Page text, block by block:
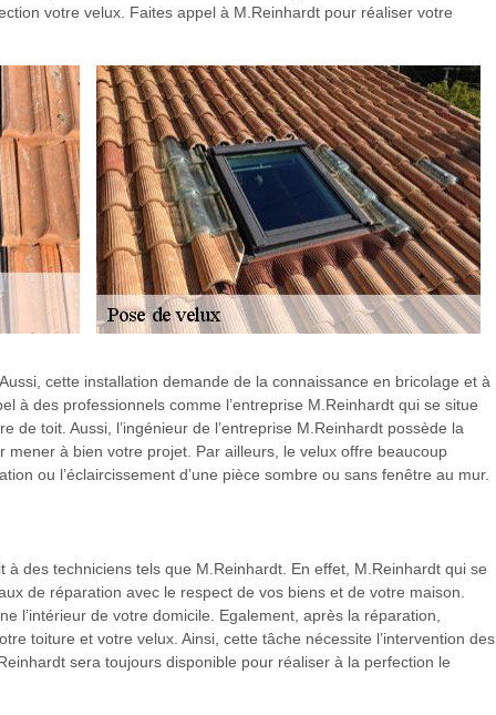
votre velux. Faites appel à M.Reinhardt pour réaliser votre
cette installation demande de la connaissance en bricolage et à
à des professionnels comme l’entreprise M.Reinhardt qui se situe
de toit. Aussi, l’ingénieur de l’entreprise M.Reinhardt possède la
mener à bien votre projet. Par ailleurs, le velux offre beaucoup
ou l’éclaircissement d’une pièce sombre ou sans fenêtre au mur.
des techniciens tels que M.Reinhardt. En effet, M.Reinhardt qui se
de réparation avec le respect de vos biens et de votre maison.
l’intérieur de votre domicile. Egalement, après la réparation,
toiture et votre velux. Ainsi, cette tâche nécessite l’intervention des
sera toujours disponible pour réaliser à la perfection le